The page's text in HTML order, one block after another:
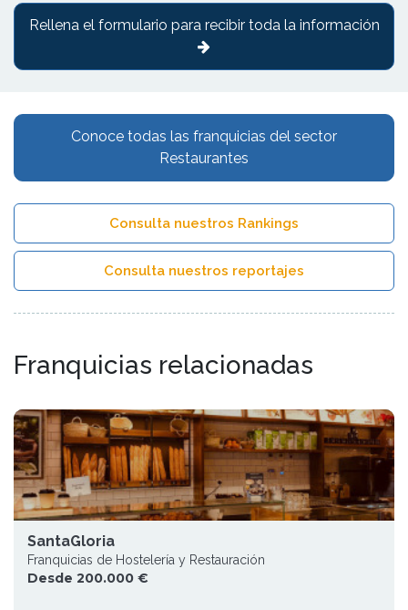
Conoce todas las franquicias del sector
Restaurantes
Consulta nuestros Rankings
Consulta nuestros reportajes
Franquicias relacionadas
SantaGloria
Franquicias de Hostelería y Restauración
Desde 200.000 €